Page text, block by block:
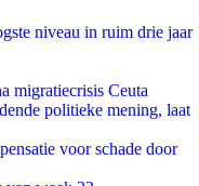
niveau in ruim drie jaar
migratiecrisis Ceuta
politieke mening, laat
voor schade door